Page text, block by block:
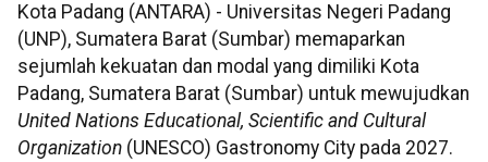
Kota Padang (ANTARA) - Universitas Negeri Padang
(UNP), Sumatera Barat (Sumbar) memaparkan
sejumlah kekuatan dan modal yang dimiliki Kota
Padang, Sumatera Barat (Sumbar) untuk mewujudkan
United Nations Educational, Scientific and Cultural
Organization (UNESCO) Gastronomy City pada 2027.